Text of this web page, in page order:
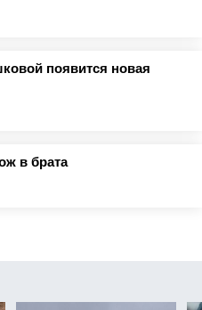
появится новая
в брата